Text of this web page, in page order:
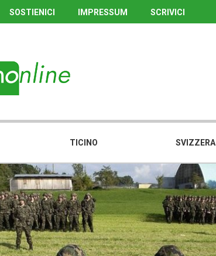
SOSTIENICI IMPRESSUM SCRIVICI
TICINO SVIZZERA